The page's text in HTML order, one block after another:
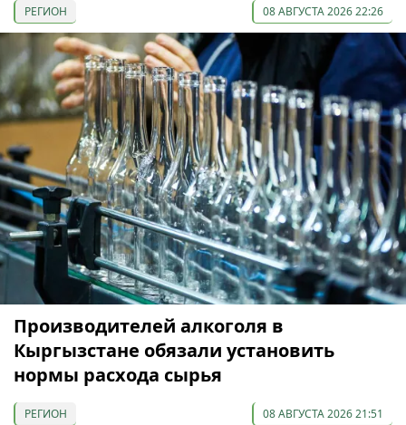
РЕГИОН 08 АВГУСТА 2026 22:26
Производителей алкоголя в
Кыргызстане обязали установить
нормы расхода сырья
РЕГИОН 08 АВГУСТА 2026 21:51